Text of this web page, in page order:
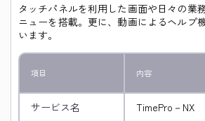
タッチパネルを利用した画面や日々の業
ニューを搭載。更に、動画によるヘルプ
います。
項目 内容
サービス名 TimePro－NX